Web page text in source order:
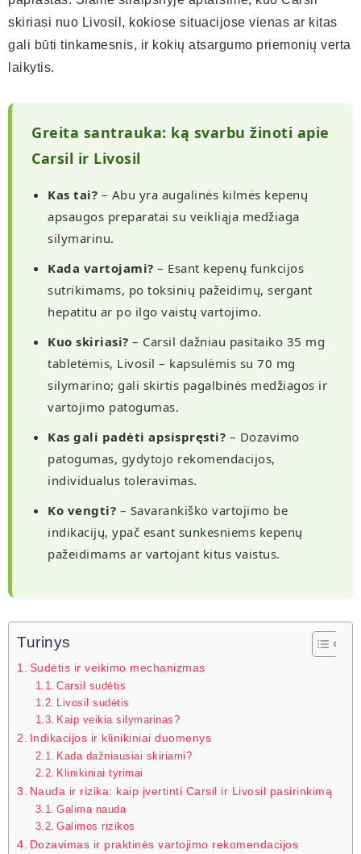
skiriasi nuo Livosil, kokiose situacijose vienas ar kitas
gali būti tinkamesnis, ir kokių atsargumo priemonių verta
laikytis.
Greita santrauka: ką svarbu žinoti apie
Carsil ir Livosil
Kas tai? – Abu yra augalinės kilmės kepenų
apsaugos preparatai su veikliąja medžiaga
silymarinu.
Kada vartojami? – Esant kepenų funkcijos
sutrikimams, po toksinių pažeidimų, sergant
hepatitu ar po ilgo vaistų vartojimo.
Kuo skiriasi? – Carsil dažniau pasitaiko 35 mg
tabletėmis, Livosil – kapsulėmis su 70 mg
silymarino; gali skirtis pagalbinės medžiagos ir
vartojimo patogumas.
Kas gali padėti apsispręsti? – Dozavimo
patogumas, gydytojo rekomendacijos,
individualus toleravimas.
Ko vengti? – Savarankiško vartojimo be
indikacijų, ypač esant sunkesniems kepenų
pažeidimams ar vartojant kitus vaistus.
Turinys
Sudėtis ir veikimo mechanizmas
Carsil sudėtis
Livosil sudėtis
Kaip veikia silymarinas?
Indikacijos ir klinikiniai duomenys
Kada dažniausiai skiriami?
Klinikiniai tyrimai
Nauda ir rizika: kaip įvertinti Carsil ir Livosil pasirinkimą
Galima nauda
Galimos rizikos
Dozavimas ir praktinės vartojimo rekomendacijos